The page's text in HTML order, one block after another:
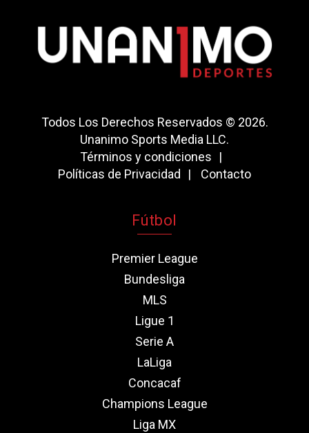
Todos Los Derechos Reservados © 2026.
Unanimo Sports Media LLC.
Términos y condiciones
Políticas de Privacidad
Contacto
Fútbol
Premier League
Bundesliga
MLS
Ligue 1
Serie A
LaLiga
Concacaf
Champions League
Liga MX